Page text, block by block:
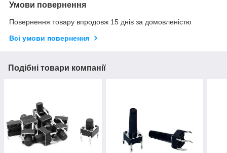
Умови повернення
Повернення товару впродовж 15 днів за домовленістю
Всі умови повернення
Подібні товари компанії